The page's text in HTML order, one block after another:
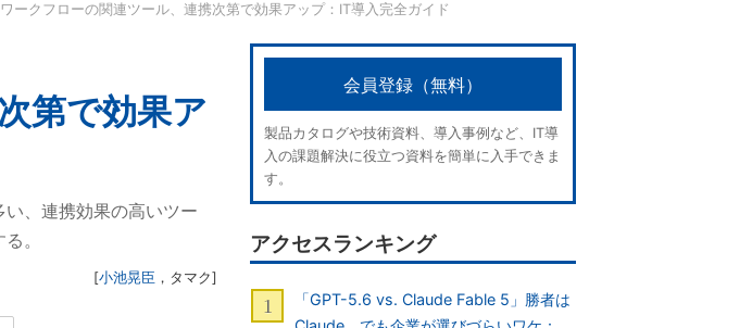
コンテンツ：
並び順：
ワークフローの関連ツール、連携次第で効果アップ：IT導入完全ガイド
第で効果ア
、連携効果の高いツー
。
[小池晃臣 ， タマク]
会員登録（無料）
製品カタログや技術資料、導入事例など、IT導
入の課題解決に役立つ資料を簡単に入手できま
す。
アクセスランキング
「GPT-5.6 vs. Claude Fable 5」勝者は